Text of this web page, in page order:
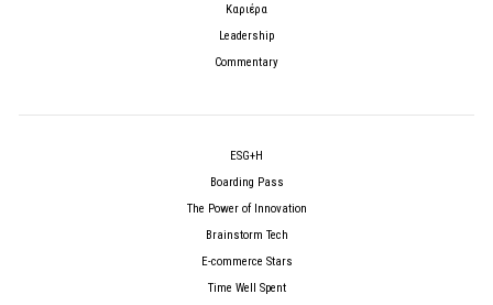
Καριέρα
Leadership
Commentary
ESG+H
Boarding Pass
The Power of Innovation
Brainstorm Tech
E-commerce Stars
Time Well Spent